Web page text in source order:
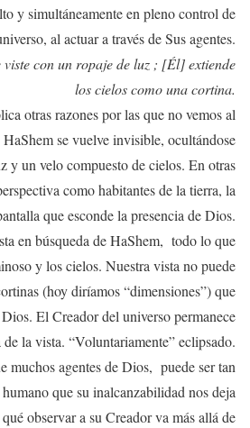
y simultáneamente en pleno control de
al actuar a través de Sus agentes.
con un ropaje de luz ; [Él] extiende
los cielos como una cortina.
otras razones por las que no vemos al
se vuelve invisible, ocultándose
y un velo compuesto de cielos. En otras
como habitantes de la tierra, la
que esconde la presencia de Dios.
en búsqueda de HaShem, todo lo que
y los cielos. Nuestra vista no puede
(hoy diríamos “dimensiones”) que
El Creador del universo permanece
la vista. “Voluntariamente” eclipsado.
muchos agentes de Dios, puede ser tan
que su inalcanzabilidad nos deja
observar a su Creador va más allá de